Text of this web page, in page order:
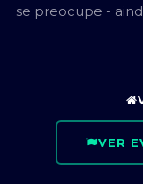
se preocupe -
VER